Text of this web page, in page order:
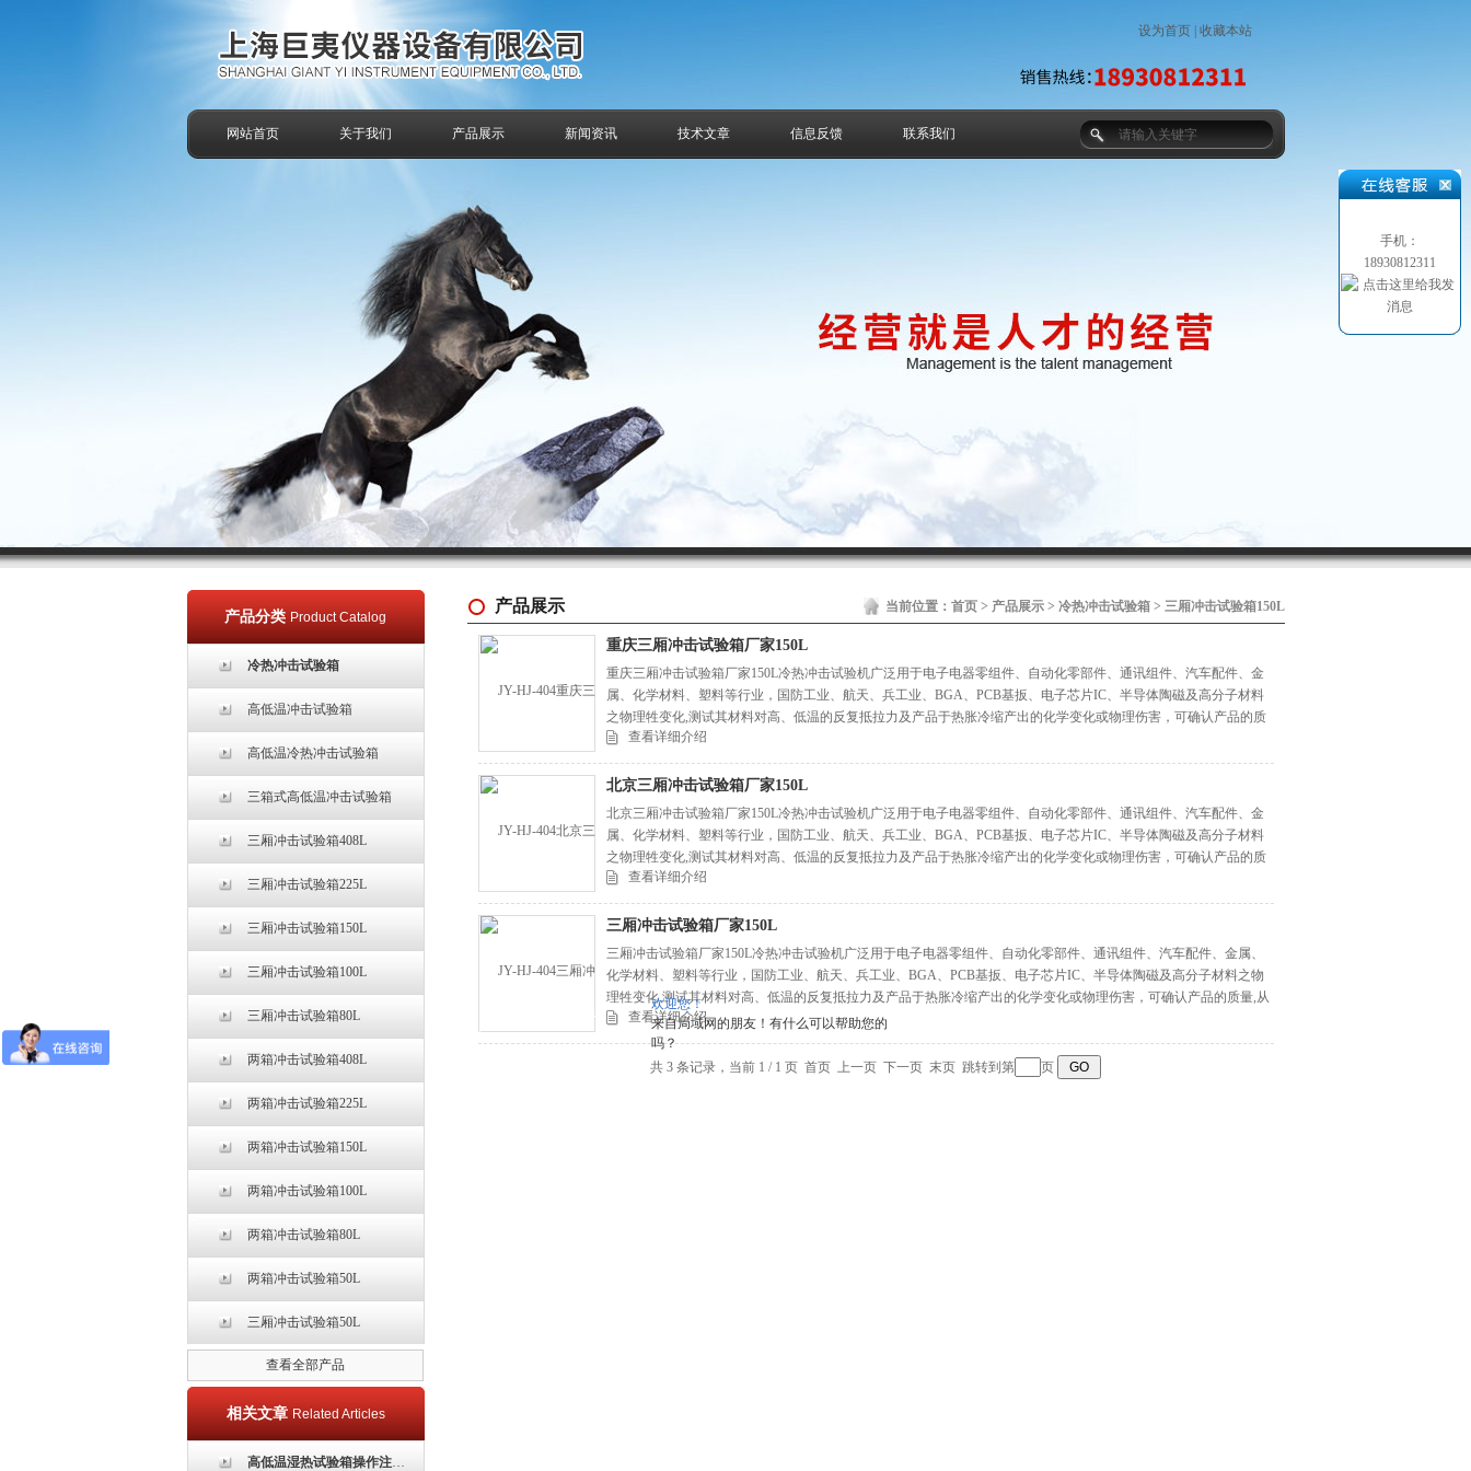
欢迎您！
来自局域网的朋友！有什么可以帮助您的
吗？
设为首页| 收藏本站
网站首页 关于我们 产品展示 新闻资讯 技术文章 信息反馈 联系我们
产品分类 Product Catalog
冷热冲击试验箱
高低温冲击试验箱
高低温冷热冲击试验箱
三箱式高低温冲击试验箱
三厢冲击试验箱408L
三厢冲击试验箱225L
三厢冲击试验箱150L
三厢冲击试验箱100L
三厢冲击试验箱80L
两箱冲击试验箱408L
两箱冲击试验箱225L
两箱冲击试验箱150L
两箱冲击试验箱100L
两箱冲击试验箱80L
两箱冲击试验箱50L
三厢冲击试验箱50L
查看全部产品
相关文章 Related Articles
高低温湿热试验箱操作注意事项
当前位置： 首页> 产品展示> 冷热冲击试验箱> 三厢冲击试验箱150L
产品展示
重庆三厢冲击试验箱厂家150L
重庆三厢冲击试验箱厂家150L冷热冲击试验机广泛用于电子电器零组件、自动化零部件、通讯组件、汽车配件、金
属、化学材料、塑料等行业，国防工业、航天、兵工业、BGA、PCB基扳、电子芯片IC、半导体陶磁及高分子材料
之物理牲变化,测试其材料对高、低温的反复抵拉力及产品于热胀冷缩产出的化学变化或物理伤害，可确认产品的质
量,从精密的IC到重机械的组件，可作为其产品改进的依据或参考
查看详细介绍
北京三厢冲击试验箱厂家150L
北京三厢冲击试验箱厂家150L冷热冲击试验机广泛用于电子电器零组件、自动化零部件、通讯组件、汽车配件、金
属、化学材料、塑料等行业，国防工业、航天、兵工业、BGA、PCB基扳、电子芯片IC、半导体陶磁及高分子材料
之物理牲变化,测试其材料对高、低温的反复抵拉力及产品于热胀冷缩产出的化学变化或物理伤害，可确认产品的质
量,从精密的IC到重机械的组件，可作为其产品改进的依据或参考
查看详细介绍
三厢冲击试验箱厂家150L
三厢冲击试验箱厂家150L冷热冲击试验机广泛用于电子电器零组件、自动化零部件、通讯组件、汽车配件、金属、
化学材料、塑料等行业，国防工业、航天、兵工业、BGA、PCB基扳、电子芯片IC、半导体陶磁及高分子材料之物
理牲变化,测试其材料对高、低温的反复抵拉力及产品于热胀冷缩产出的化学变化或物理伤害，可确认产品的质量,从
精密的IC到重机械的组件，可作为其产品改进的依据或参考
查看详细介绍
共 3 条记录，当前 1 / 1 页 首页 上一页 下一页 末页 跳转到第 页
手机：
18930812311